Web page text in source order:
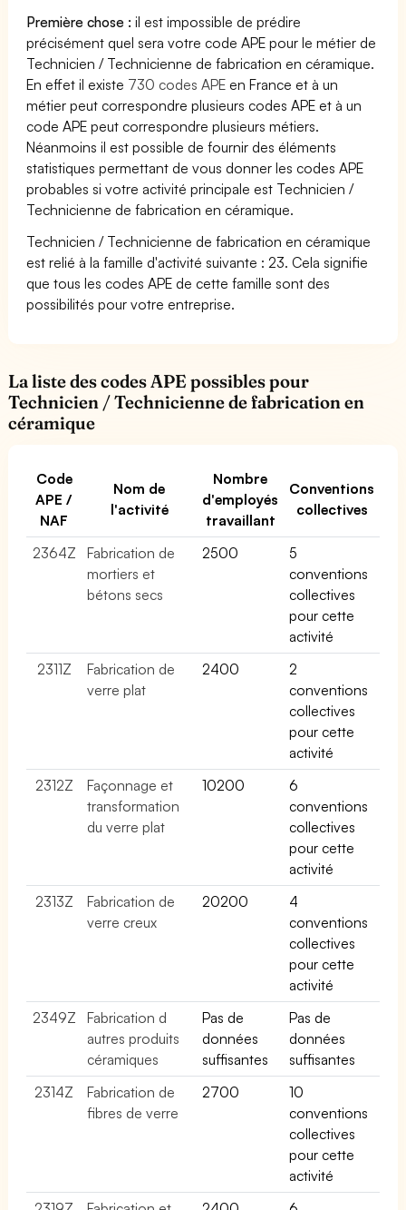
Première chose : il est impossible de prédire
précisément quel sera votre code APE pour le métier de
Technicien / Technicienne de fabrication en céramique.
En effet il existe 730 codes APE en France et à un
métier peut correspondre plusieurs codes APE et à un
code APE peut correspondre plusieurs métiers.
Néanmoins il est possible de fournir des éléments
statistiques permettant de vous donner les codes APE
probables si votre activité principale est Technicien /
Technicienne de fabrication en céramique.
Technicien / Technicienne de fabrication en céramique
est relié à la famille d'activité suivante : 23. Cela signifie
que tous les codes APE de cette famille sont des
possibilités pour votre entreprise.
La liste des codes APE possibles pour
Technicien / Technicienne de fabrication en
céramique
Code
APE /
NAF
Nom de
l'activité
Nombre
d'employés
travaillant
Conventions
collectives
2364Z
Fabrication de
mortiers et
bétons secs
2500
5
conventions
collectives
pour cette
activité
2311Z
Fabrication de
verre plat
2400
2
conventions
collectives
pour cette
activité
2312Z
Façonnage et
transformation
du verre plat
10200
6
conventions
collectives
pour cette
activité
2313Z
Fabrication de
verre creux
20200
4
conventions
collectives
pour cette
activité
2349Z
Fabrication d
autres produits
céramiques
Pas de
données
suffisantes
Pas de
données
suffisantes
2314Z
Fabrication de
fibres de verre
2700
10
conventions
collectives
pour cette
activité